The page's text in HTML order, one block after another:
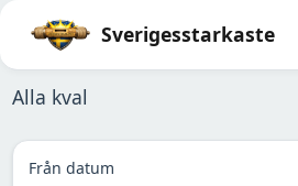
Sverigesstarkaste
Alla kval
Från datum